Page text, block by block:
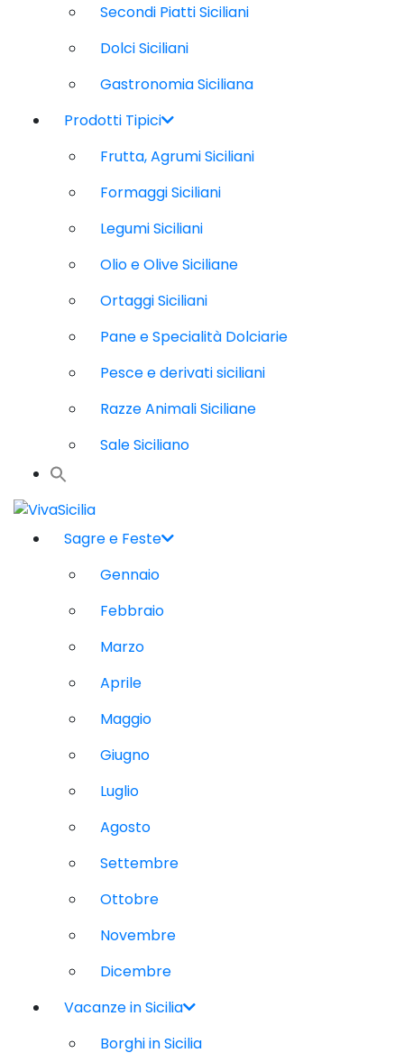
Secondi Piatti Siciliani
Dolci Siciliani
Gastronomia Siciliana
Prodotti Tipici
Frutta, Agrumi Siciliani
Formaggi Siciliani
Legumi Siciliani
Olio e Olive Siciliane
Ortaggi Siciliani
Pane e Specialità Dolciarie
Pesce e derivati siciliani
Razze Animali Siciliane
Sale Siciliano
Sagre e Feste
Gennaio
Febbraio
Marzo
Aprile
Maggio
Giugno
Luglio
Agosto
Settembre
Ottobre
Novembre
Dicembre
Vacanze in Sicilia
Borghi in Sicilia